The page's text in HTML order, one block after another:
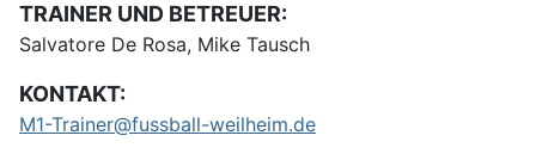
TRAINER UND BETREUER:
Salvatore De Rosa, Mike Tausch
KONTAKT:
M1-Trainer@fussball-weilheim.de